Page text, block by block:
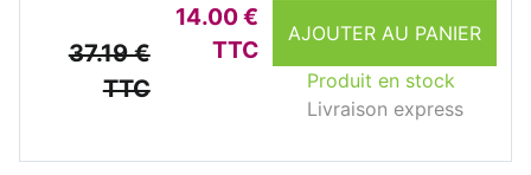
37.19 €
TTC
14.00 €
TTC
AJOUTER AU PANIER
Produit en stock
Livraison express